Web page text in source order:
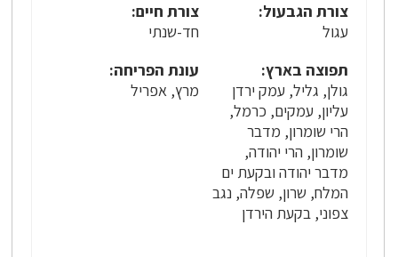
צורת הגבעול:
עגול
צורת חיים:
חד-שנתי
תפוצה בארץ:
גולן, גליל, עמק ירדן
עליון, עמקים, כרמל,
הרי שומרון, מדבר
שומרון, הרי יהודה,
מדבר יהודה ובקעת ים
המלח, שרון, שפלה, נגב
צפוני, בקעת הירדן
עונת הפריחה:
מרץ, אפריל